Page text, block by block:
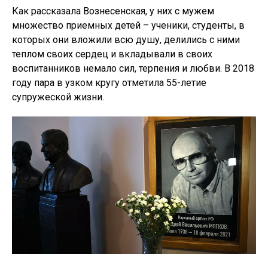
Как рассказала Вознесенская, у них с мужем
множество приемных детей – ученики, студенты, в
которых они вложили всю душу, делились с ними
теплом своих сердец и вкладывали в своих
воспитанников немало сил, терпения и любви. В 2018
году пара в узком кругу отметила 55-летие
супружеской жизни.